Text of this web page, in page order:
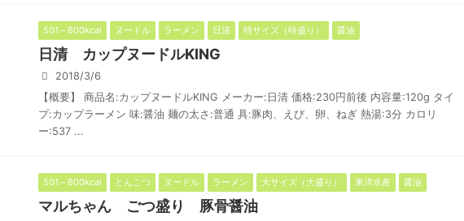
501～600kcal ヌードル ラーメン 日清 特サイズ（特盛り） 醤油
日清 カップヌードルKING
2018/3/6
【概要】 商品名:カップヌードルKING メーカー:日清 価格:230円前後 内容量:120g タイ
プ:カップラーメン 味:醤油 麺の太さ:普通 具:豚肉、えび、卵、ねぎ 熱湯:3分 カロリ
ー:537 ...
501～600kcal とんこつ ヌードル ラーメン 大サイズ（大盛り） 東洋水産 醤油
マルちゃん ごつ盛り 豚骨醤油